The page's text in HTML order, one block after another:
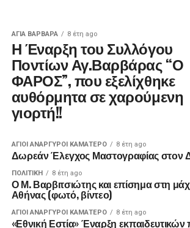
ΑΓΙΑ ΒΑΡΒΑΡΑ 8 έτη ago
Η Έναρξη του Συλλόγου
Ποντίων Αγ.Βαρβάρας “Ο
ΦΑΡΟΣ”, που εξελίχθηκε
αυθόρμητα σε χαρούμενη
γιορτή!!
ΑΓΙΟΙ ΑΝΑΡΓΥΡΟΙ ΚΑΜΑΤΕΡΟ 8 έτη ago
Δωρεάν Έλεγχος Μαστογραφίας στον
ΠΟΛΙΤΙΚΉ 8 έτη ago
Ο Μ. Βαρβιτσιώτης και επίσημα στη
Αθήνας (φωτό, βίντεο)
ΑΓΙΟΙ ΑΝΑΡΓΥΡΟΙ ΚΑΜΑΤΕΡΟ 8 έτη ago
«Εθνική Εστία» Έναρξη